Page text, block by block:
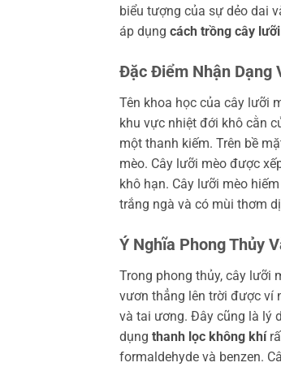
biểu tượng của sự dẻo dai
áp dụng cách trồng cây
Đặc Điểm Nhận Dạng
Tên khoa học của cây lưỡi
khu vực nhiệt đới khô cằn
một thanh kiếm. Trên bề
mèo. Cây lưỡi mèo được
khô hạn. Cây lưỡi mèo
trắng ngà và có mùi thơm
Ý Nghĩa Phong Thủy
Trong phong thủy, cây lưỡi
vươn thẳng lên trời được ví
và tai ương. Đây cũng là lý
dụng thanh lọc không khí
formaldehyde và benzen.